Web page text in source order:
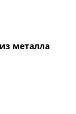
металла